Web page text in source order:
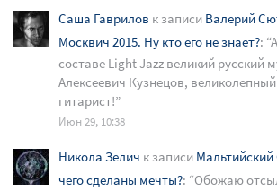
Саша Гаврилов к записи Валерий
Москвич 2015. Ну кто его не знает?: “
составе Light Jazz великий русский
Алексеевич Кузнецов,
гитарист!”
Июн 29, 10:38
Никола Зелич к записи
чего сделаны мечты?: “Обожаю